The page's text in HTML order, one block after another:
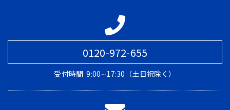
0120-972-655
受付時間 9:00∼17:30（土日祝除く）